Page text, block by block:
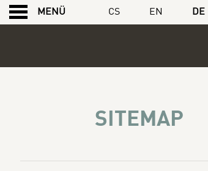
MENÜ CS EN DE
SITEMAP